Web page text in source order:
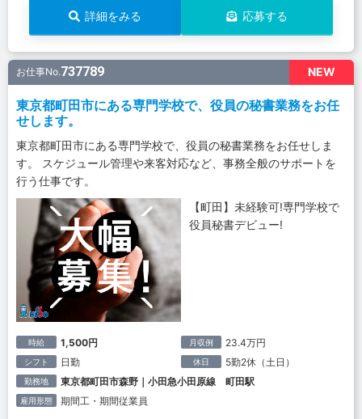
詳細をみる 応募する
NEW
お仕事No.737789
東京都町田市にある専門学校で、役員の秘書業務をお任
せします。
東京都町田市にある専門学校で、役員の秘書業務をお任せしま
す。 スケジュール管理や来客対応など、事務全般のサポートを
行う仕事です。
【町田】未経験可!専門学校で
役員秘書デビュー!
時給 1,500円 月収例 23.4万円
シフト 日勤 休日 5勤2休（土日）
勤務地 東京都町田市森野｜小田急小田原線 町田駅
雇用形態 期間工・期間従業員